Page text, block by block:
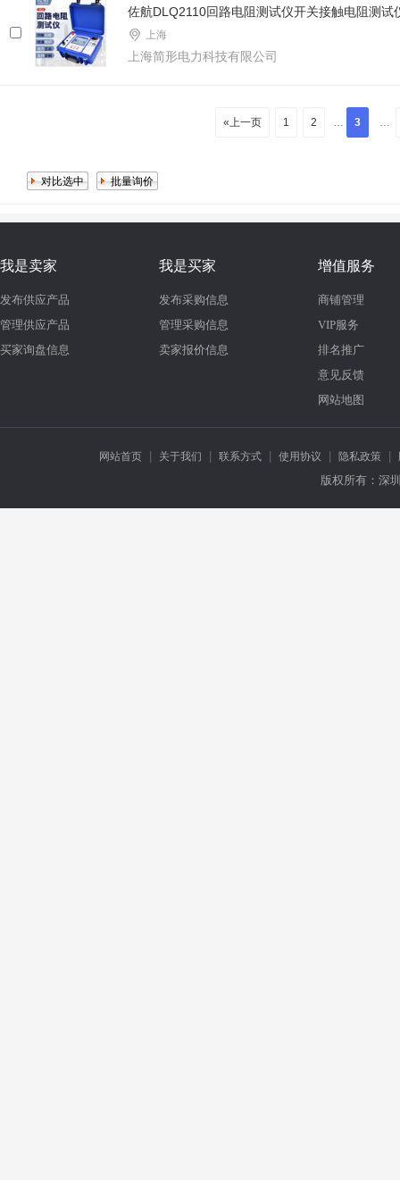
佐航DLQ2110回路电阻测试仪开关接触电阻测试
上海
上海简形电力科技有限公司
«上一页 1 2 … 3 …
我是卖家
发布供应产品
管理供应产品
买家询盘信息
我是买家
发布采购信息
管理采购信息
卖家报价信息
增值服务
商铺管理
VIP服务
排名推广
意见反馈
网站地图
网站首页 关于我们 联系方式 使用协议 隐私政策
版权所有：深